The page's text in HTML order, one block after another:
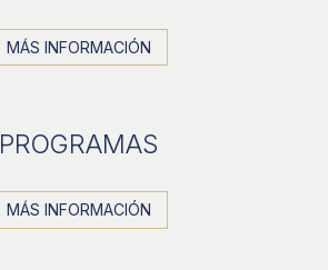
MÁS INFORMACIÓN
PROGRAMAS
MÁS INFORMACIÓN